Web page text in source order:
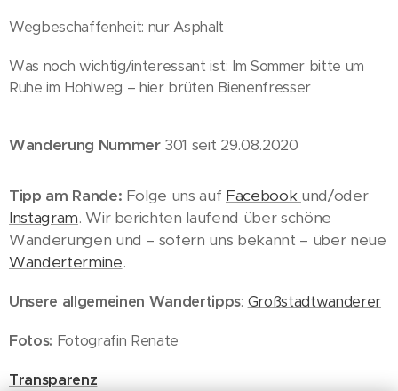
Wegbeschaffenheit: nur Asphalt
Was noch wichtig/interessant ist: Im Sommer bitte um
Ruhe im Hohlweg – hier brüten Bienenfresser
Wanderung Nummer301 seit 29.08.2020
Tipp am Rande: Folge uns auf Facebook und/oder
Instagram. Wir berichten laufend über schöne
Wanderungen und – sofern uns bekannt – über neue
Wandertermine.
Unsere allgemeinen Wandertipps: Großstadtwanderer
Fotos: Fotografin Renate
Transparenz